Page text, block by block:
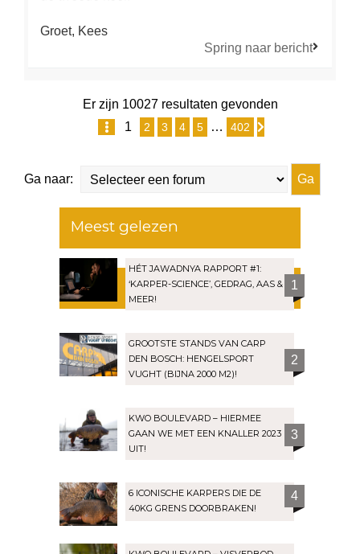
Groet, Kees
Spring naar bericht
Er zijn 10027 resultaten gevonden
Pagina van402
1 2 3 4 5 … 402
Ga naar:
Meest gelezen
HÉT JAWADNYA RAPPORT #1:
‘KARPER-SCIENCE’, GEDRAG, AAS &
MEER!
1
GROOTSTE STANDS VAN CARP
DEN BOSCH: HENGELSPORT
VUGHT (BIJNA 2000 M2)!
2
KWO BOULEVARD – HIERMEE
GAAN WE MET EEN KNALLER 2023
UIT!
3
6 ICONISCHE KARPERS DIE DE
40KG GRENS DOORBRAKEN!
4